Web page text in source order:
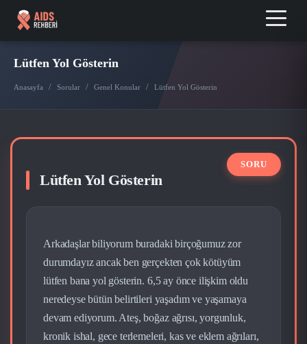
Lütfen Yol Gösterin
Anasayfa / Sorular / Genel Konular / Lütfen Yol Gösterin
Lütfen Yol Gösterin
Arkadaşlar biliyorum buradaki birçoğumuz zor
durumdayız ancak ben gerçekten çok kötüyüm
lütfen bana yol gösterin. 6,5 ay önce ilişkim oldu
neredeyse bütün belirtileri yaşadım ve yaşamaya
devam ediyorum. Ateş, boğaz ağrısı, yorgunluk,
kronik ishal, gece terlemeleri, kas ve eklem ağrıları,